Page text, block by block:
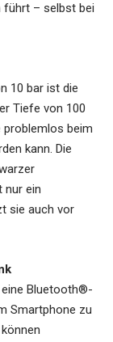
führt – selbst bei
10 bar ist die
Tiefe von 100
problemlos beim
kann. Die
nur ein
sie auch vor
eine Bluetooth®-
Smartphone zu
können